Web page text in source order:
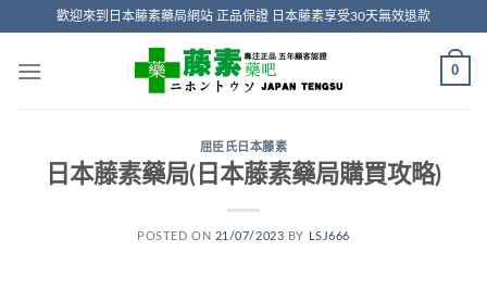
content
歡迎來到日本藤素藥局網站 正品保證 日本藤素享受30天無效退款
0
屈臣氏日本藤素
日本藤素藥局(日本藤素藥局購買攻略)
POSTED ON 21/07/2023 BY LSJ666